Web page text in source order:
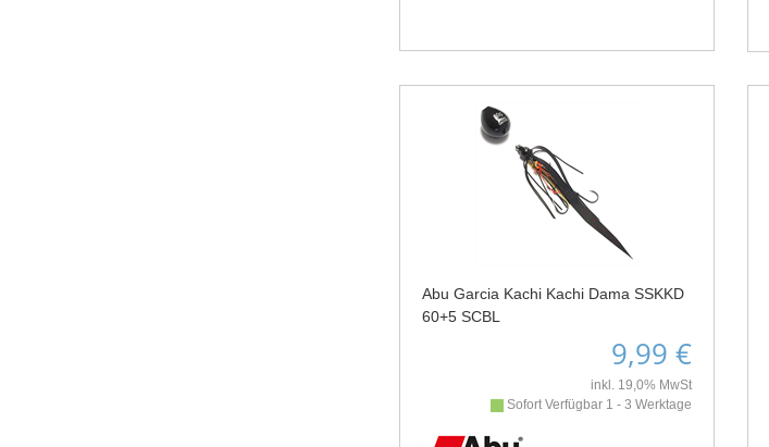
Abu Garcia Kachi Kachi Dama SSKKD
60+5 SCBL
9,99 €
inkl. 19,0% MwSt
Sofort Verfügbar 1 - 3 Werktage